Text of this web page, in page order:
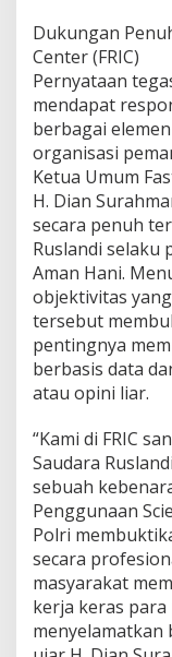
Dukungan
Center (FRIC)
Pernyataan
mendapat
berbagai
organisasi
Ketua Umum
H. Dian
secara penuh
Ruslandi selaku
Aman Hani.
objektivitas
tersebut
pentingnya
berbasis data
atau opini liar.
“Kami di FRIC
Saudara
sebuah
Penggunaan
Polri
secara
masyarakat
kerja keras
menyelamatkan